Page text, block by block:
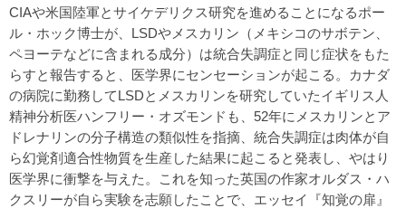
CIAや米国陸軍とサイケデリクス研究を進めることになるポー
ル・ホック博士が、LSDやメスカリン（メキシコのサボテン、
ペヨーテなどに含まれる成分）は統合失調症と同じ症状をもた
らすと報告すると、医学界にセンセーションが起こる。カナダ
の病院に勤務してLSDとメスカリンを研究していたイギリス人
精神分析医ハンフリー・オズモンドも、52年にメスカリンとア
ドレナリンの分子構造の類似性を指摘、統合失調症は肉体が自
ら幻覚剤適合性物質を生産した結果に起こると発表し、やはり
医学界に衝撃を与えた。これを知った英国の作家オルダス・ハ
クスリーが自ら実験を志願したことで、エッセイ『知覚の扉』